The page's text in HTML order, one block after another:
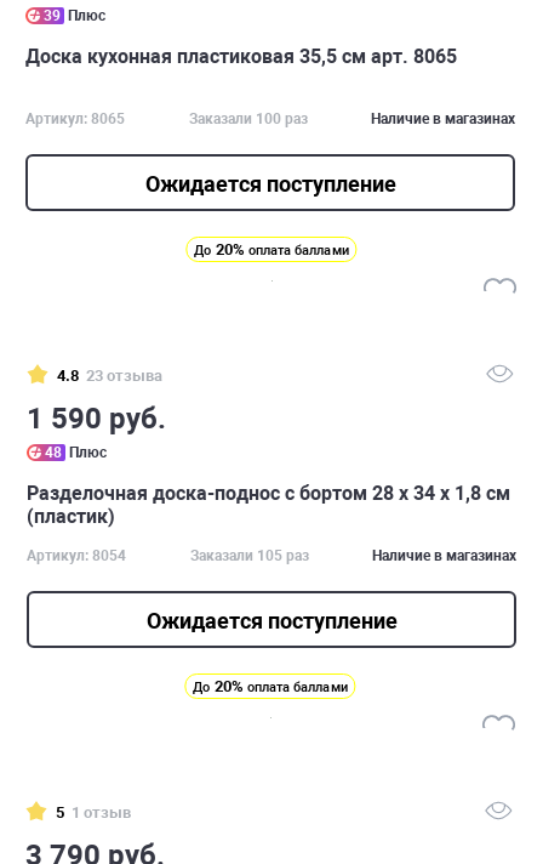
39 Плюс
Доска кухонная пластиковая 35,5 см арт. 8065
Артикул: 8065 Заказали 100 раз Наличие в магазинах
Ожидается поступление
До 20% оплата баллами
4.8 23 отзыва
1 590 руб.
48 Плюс
Разделочная доска-поднос с бортом 28 х 34 х 1,8 см
(пластик)
Артикул: 8054 Заказали 105 раз Наличие в магазинах
Ожидается поступление
До 20% оплата баллами
5 1 отзыв
3 790 руб.